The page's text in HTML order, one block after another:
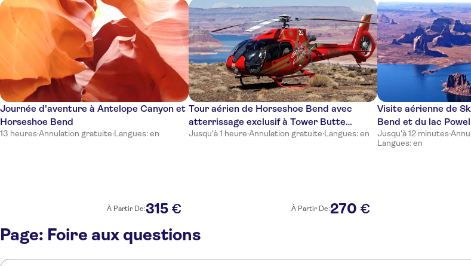
Journée d'aventure à Antelope Canyon et
Horseshoe Bend
13 heures·Annulation gratuite·Langues: en
À Partir De:315 €
Tour aérien de Horseshoe Bend avec
atterrissage exclusif à Tower Butte
depuis Page
Jusqu'à 1 heure·Annulation gratuite·Langues: en
À Partir De:270 €
Visite aérienne de
Bend et du lac
Jusqu'à 12 minutes·
Langues: en
Page: Foire aux questions